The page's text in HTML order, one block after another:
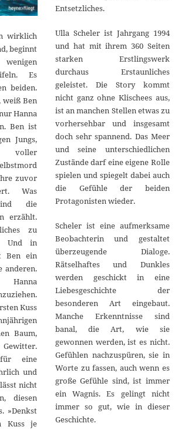
wirklich
beginnt
Es
beiden.
weiß Ben
Hanna
Ben ist
Jungs,
zuvor
Was
die
erzählt.
zu
Und in
Ben ein
anderen.
Kuss
Baum,
eine
und
nicht
diesen
»Denkst
Kuss je
Entsetzliches.
Ulla Scheler ist Jahrgang 1994
und hat mit ihrem 360 Seiten
starken Erstlingswerk
durchaus Erstaunliches
geleistet. Die Story kommt
nicht ganz ohne Klischees aus,
ist an manchen Stellen etwas zu
vorhersehbar und insgesamt
doch sehr spannend. Das Meer
und seine unterschiedlichen
Zustände darf eine eigene Rolle
spielen und spiegelt dabei auch
die Gefühle der beiden
Protagonisten wieder.
Scheler ist eine aufmerksame
Beobachterin und gestaltet
überzeugende Dialoge.
Rätselhaftes und Dunkles
werden geschickt in eine
Liebesgeschichte der
besonderen Art eingebaut.
Manche Erkenntnisse sind
banal, die Art, wie sie
gewonnen werden, ist es nicht.
Gefühlen nachzuspüren, sie in
Worte zu fassen, auch wenn es
große Gefühle sind, ist immer
ein Wagnis. Es gelingt nicht
immer so gut, wie in dieser
Geschichte.